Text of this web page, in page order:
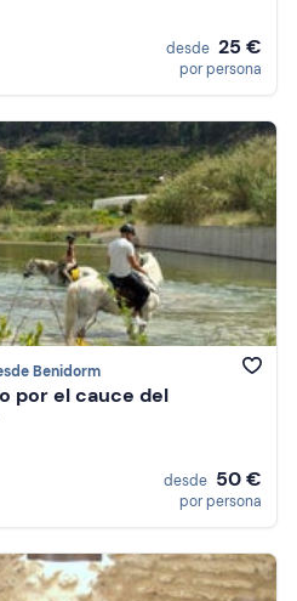
desde 25 €
por persona
Benidorm
por el cauce del
desde 50 €
por persona